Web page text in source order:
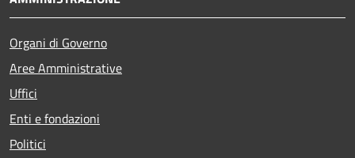
Organi di Governo
Aree Amministrative
Uffici
Enti e fondazioni
Politici